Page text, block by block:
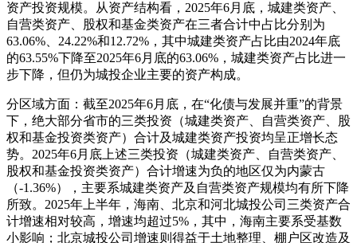
资产投资规模。从资产结构看，2025年6月底，城建类资产、
自营类资产、股权和基金类资产在三者合计中占比分别为
63.06%、24.22%和12.72%，其中城建类资产占比由2024年底
的63.55%下降至2025年6月底的63.06%，城建类资产占比进一
步下降，但仍为城投企业主要的资产构成。
分区域方面：截至2025年6月底，在“化债与发展并重”的背景
下，绝大部分省市的三类投资（城建类资产、自营类资产、股
权和基金投资类资产）合计及城建类资产投资均呈正增长态
势。2025年6月底上述三类投资（城建类资产、自营类资产、
股权和基金投资类资产）合计增速为负的地区仅为内蒙古
（-1.36%），主要系城建类资产及自营类资产规模均有所下降
所致。2025年上半年，海南、北京和河北城投公司三类资产合
计增速相对较高，增速均超过5%，其中，海南主要系受基数
小影响；北京城投公司增速则得益于土地整理、棚户区改造及